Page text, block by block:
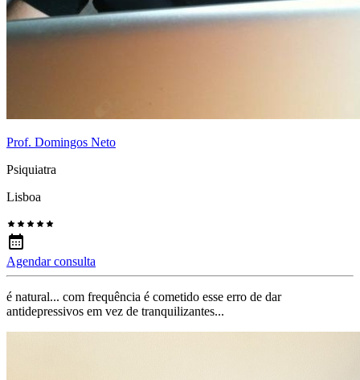
Prof. Domingos Neto
Psiquiatra
Lisboa
Agendar consulta
é natural... com frequência é cometido esse erro de dar
antidepressivos em vez de tranquilizantes...